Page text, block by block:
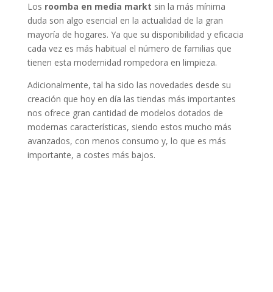
Los roomba en media markt sin la más mínima
duda son algo esencial en la actualidad de la gran
mayoría de hogares. Ya que su disponibilidad y eficacia
cada vez es más habitual el número de familias que
tienen esta modernidad rompedora en limpieza.
Adicionalmente, tal ha sido las novedades desde su
creación que hoy en día las tiendas más importantes
nos ofrece gran cantidad de modelos dotados de
modernas características, siendo estos mucho más
avanzados, con menos consumo y, lo que es más
importante, a costes más bajos.